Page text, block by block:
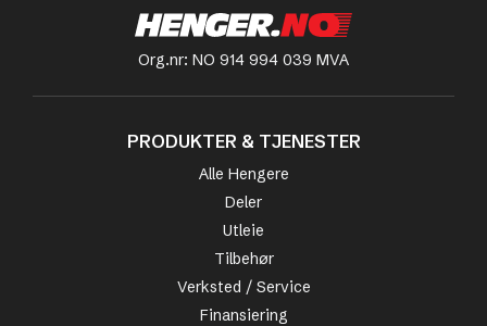
Org.nr: NO 914 994 039 MVA
PRODUKTER & TJENESTER
Alle Hengere
Deler
Utleie
Tilbehør
Verksted / Service
Finansiering